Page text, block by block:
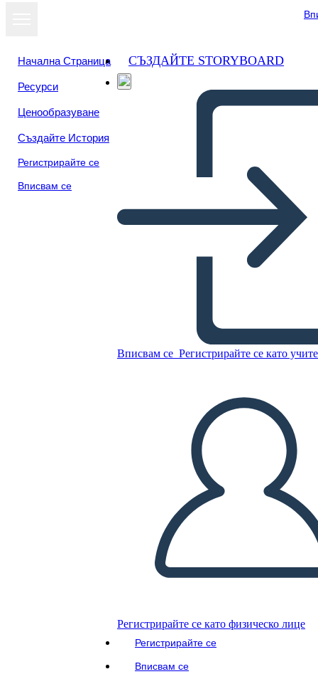
Начална Страница
Ресурси
Ценообразуване
Създайте История
Регистрирайте се
Вписвам се
СЪЗДАЙТЕ STORYBOARD
Вписвам се Регистрирайте се като
Регистрирайте се като физическо лице
Регистрирайте се
Вписвам се
ПУСКАНЕ НА СЛАЙДШОУ
ЧЕТИ МИ
Преглед като
слайдшоу